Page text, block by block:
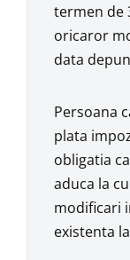
termen de
oricaror
data
Persoana
plata
obligatia
aduca la
modificari
existenta